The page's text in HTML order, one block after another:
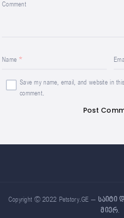
Comment
Name
Save my name, email, and website in
comment.
Copyright © 2022 Petstory.GE – საიტი
მიერ.